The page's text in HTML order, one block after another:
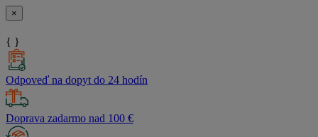
×
{ }
Odpoveď na dopyt do 24 hodín
Doprava zadarmo nad 100 €